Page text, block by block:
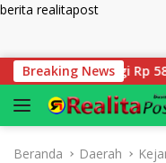
berita realitapost
Breaking News
Rugi Rp 58,8
Beranda Daerah